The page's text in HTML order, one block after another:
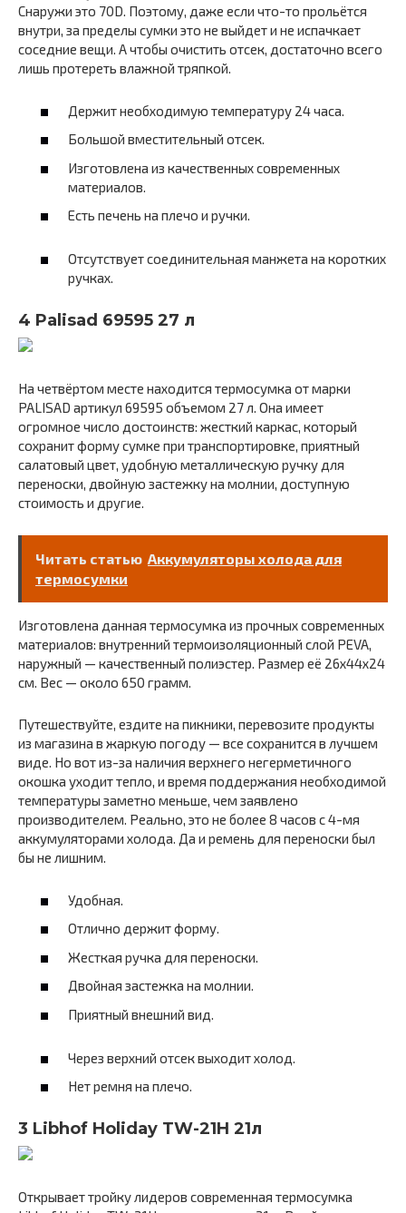
Снаружи это 70D. Поэтому, даже если что-то прольётся
внутри, за пределы сумки это не выйдет и не испачкает
соседние вещи. А чтобы очистить отсек, достаточно всего
лишь протереть влажной тряпкой.
Держит необходимую температуру 24 часа.
Большой вместительный отсек.
Изготовлена из качественных современных
материалов.
Есть печень на плечо и ручки.
Отсутствует соединительная манжета на коротких
ручках.
4 Palisad 69595 27 л
На четвёртом месте находится термосумка от марки
PALISAD артикул 69595 объемом 27 л. Она имеет
огромное число достоинств: жесткий каркас, который
сохранит форму сумке при транспортировке, приятный
салатовый цвет, удобную металлическую ручку для
переноски, двойную застежку на молнии, доступную
стоимость и другие.
Читать статью Аккумуляторы холода для
термосумки
Изготовлена данная термосумка из прочных современных
материалов: внутренний термоизоляционный слой PEVA,
наружный — качественный полиэстер. Размер её 26х44х24
см. Вес — около 650 грамм.
Путешествуйте, ездите на пикники, перевозите продукты
из магазина в жаркую погоду — все сохранится в лучшем
виде. Но вот из-за наличия верхнего негерметичного
окошка уходит тепло, и время поддержания необходимой
температуры заметно меньше, чем заявлено
производителем. Реально, это не более 8 часов с 4-мя
аккумуляторами холода. Да и ремень для переноски был
бы не лишним.
Удобная.
Отлично держит форму.
Жесткая ручка для переноски.
Двойная застежка на молнии.
Приятный внешний вид.
Через верхний отсек выходит холод.
Нет ремня на плечо.
3 Libhof Holiday TW-21H 21л
Открывает тройку лидеров современная термосумка